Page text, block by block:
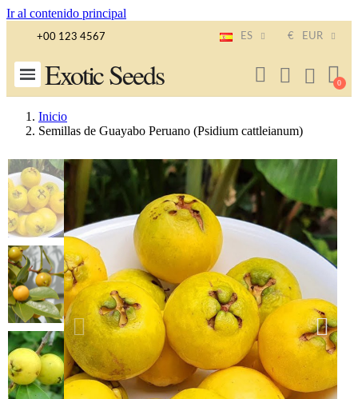
Ir al contenido principal
+00 123 4567 ES € EUR
Exotic Seeds
Inicio
Semillas de Guayabo Peruano (Psidium cattleianum)